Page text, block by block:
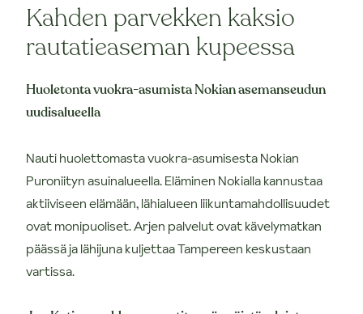
Kahden parvekken kaksio
rautatieaseman kupeessa
Huoletonta vuokra-asumista Nokian asemanseudun
uudisalueella
Nauti huolettomasta vuokra-asumisesta Nokian
Puroniityn asuinalueella. Eläminen Nokialla kannustaa
aktiiviseen elämään, lähialueen liikuntamahdollisuudet
ovat monipuoliset. Arjen palvelut ovat kävelymatkan
päässä ja lähijuna kuljettaa Tampereen keskustaan
vartissa.